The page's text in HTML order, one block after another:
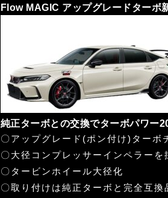
Flow MAGIC アップグレードターボ
純正ターボとの交換でターボパワー
〇アップグレード(ポン付け)ターボ
〇大径コンプレッサーインペラーを
〇タービンホイール大径化
〇取り付けは純正ターボと完全互換